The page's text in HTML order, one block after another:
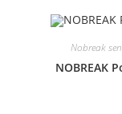
Nobreak
NOBREAK